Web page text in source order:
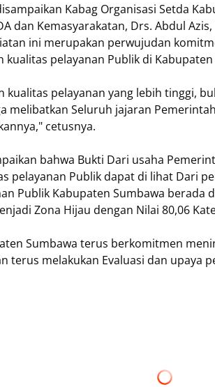
Kabag Organisasi Setda
dan Kemasyarakatan, Drs. Abdul
ini merupakan perwujudan
kualitas pelayanan Publik di Kabupaten
kualitas pelayanan yang lebih tinggi,
melibatkan Seluruh jajaran
cetusnya.
bahwa Bukti Dari usaha
pelayanan Publik dapat di lihat Dari
Publik Kabupaten Sumbawa berada
Zona Hijau dengan Nilai 80,06
Sumbawa terus berkomitmen
terus melakukan Evaluasi dan upaya